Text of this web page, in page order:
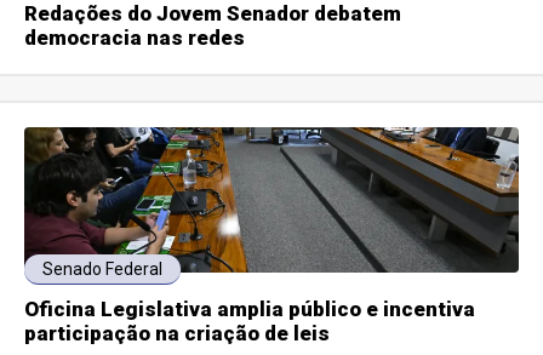
Redações do Jovem Senador debatem
democracia nas redes
Senado Federal
Oficina Legislativa amplia público e incentiva
participação na criação de leis